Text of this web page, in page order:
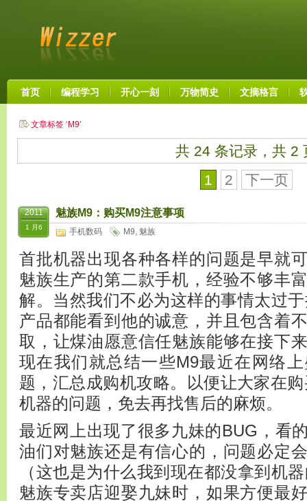
首页 编程学习 开心一刻 万物简史 文摘格言
文章标签 ‘M9’
共 24 条记录，共 2
1
2 下一页
2011
1 月6
魅族M9：购买M9注意事项
手机数码 M9, 魅族
首批机器出现各种各样的问题是早就
魅族生产的第二款手机，经验不够丰
解。当然我们不必为这样的事情太过
产品都能看到他的诚意，并且包含着
取，让煤油愿意信任魅族能够在接下
现在我们就总结一些M9最近在网络
题，汇总成购机攻略。以便让大家在
机器的问题，免去再找售后的麻烦。
最近网上出现了很多九妹的BUG，看
油们对魅族还是有信心的，问题必定
（这也是为什么我到现在都没拿到机
魅族专卖店迎娶九妹时，如果方便最